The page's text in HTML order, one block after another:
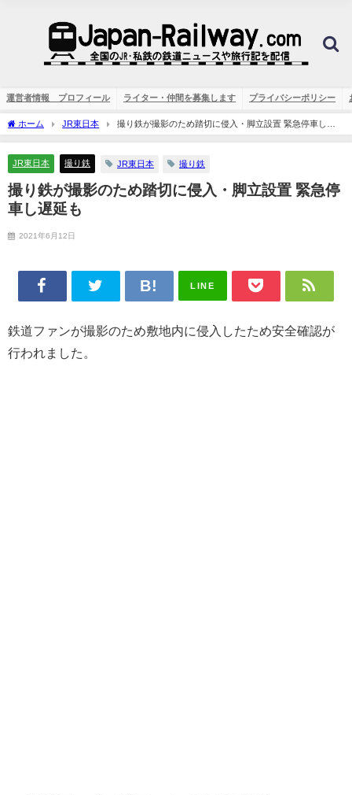
運営者情報 プロフィール ライター・仲間を募集します プライバシーポリシー
ホーム JR東日本
撮り鉄が撮影のため踏切に侵入・脚立設置 緊急停車し遅
延も
JR東日本 撮り鉄 JR東日本 撮り鉄
撮り鉄が撮影のため踏切に侵入・脚立設置 緊急停
車し遅延も
2021年6月12日
LINE
鉄道ファンが撮影のため敷地内に侵入したため安全確認が
行われました。